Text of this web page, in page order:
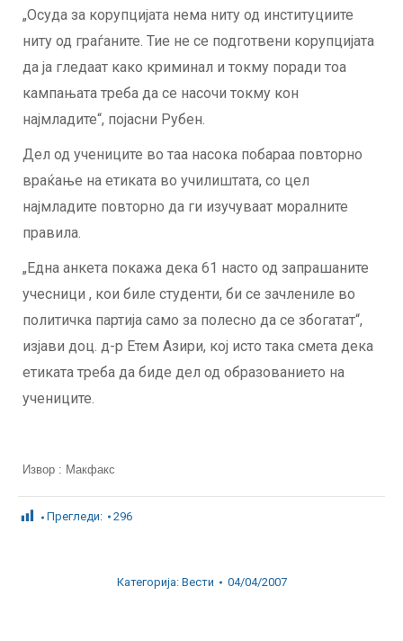
„Осуда за корупцијата нема ниту од институциите
ниту од граѓаните. Тие не се подготвени корупцијата
да ја гледаат како криминал и токму поради тоа
кампањата треба да се насочи токму кон
најмладите“, појасни Рубен.
Дел од учениците во таа насока побараа повторно
враќање на етиката во училиштата, со цел
најмладите повторно да ги изучуваат моралните
правила.
„Една анкета покажа дека 61 насто од запрашаните
учесници , кои биле студенти, би се зачлениле во
политичка партија само за полесно да се збогатат“,
изјави доц. д-р Етем Азири, кој исто така смета дека
етиката треба да биде дел од образованието на
учениците.
Извор : Макфакс
Прегледи: 296
Категорија: Вести 04/04/2007